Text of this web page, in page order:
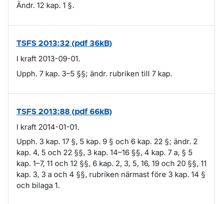
Ändr. 12 kap. 1 §.
TSFS 2013:32 (pdf 36kB)
I kraft 2013-09-01.
Upph. 7 kap. 3–5 §§; ändr. rubriken till 7 kap.
TSFS 2013:88 (pdf 66kB)
I kraft 2014-01-01.
Upph. 3 kap. 17 §, 5 kap. 9 § och 6 kap. 22 §; ändr. 2
kap. 4, 5 och 22 §§, 3 kap. 14–16 §§, 4 kap. 7 a, § 5
kap. 1–7, 11 och 12 §§, 6 kap. 2, 3, 5, 16, 19 och 20 §§, 11
kap. 3, 3 a och 4 §§, rubriken närmast före 3 kap. 14 §
och bilaga 1.